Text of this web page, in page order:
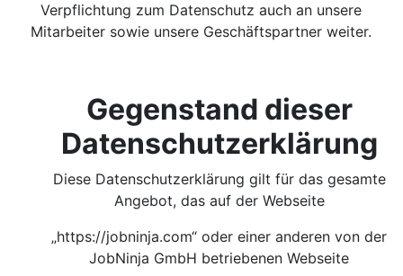
Verpflichtung zum Datenschutz auch an unsere
Mitarbeiter sowie unsere Geschäftspartner weiter.
Gegenstand dieser
Datenschutzerklärung
Diese Datenschutzerklärung gilt für das gesamte
Angebot, das auf der Webseite
„https://jobninja.com“ oder einer anderen von der
JobNinja GmbH betriebenen Webseite